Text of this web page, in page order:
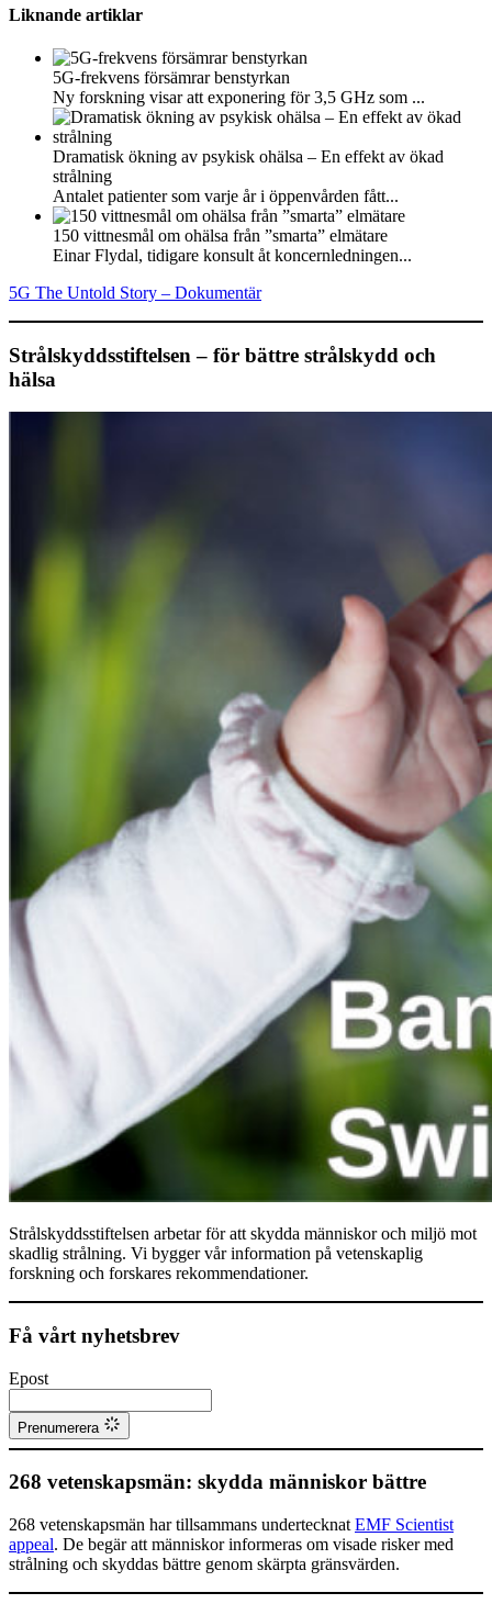
Liknande artiklar
5G-frekvens försämrar benstyrkan
Ny forskning visar att exponering för 3,5 GHz som ...
Dramatisk ökning av psykisk ohälsa – En effekt av ökad
strålning
Antalet patienter som varje år i öppenvården fått...
150 vittnesmål om ohälsa från ”smarta” elmätare
Einar Flydal, tidigare konsult åt koncernledningen...
5G The Untold Story – Dokumentär
Strålskyddsstiftelsen – för bättre strålskydd och
hälsa
Strålskyddsstiftelsen arbetar för att skydda människor och miljö mot
skadlig strålning. Vi bygger vår information på vetenskaplig
forskning och forskares rekommendationer.
Få vårt nyhetsbrev
Epost
Prenumerera
268 vetenskapsmän: skydda människor bättre
268 vetenskapsmän har tillsammans undertecknat EMF Scientist
appeal. De begär att människor informeras om visade risker med
strålning och skyddas bättre genom skärpta gränsvärden.